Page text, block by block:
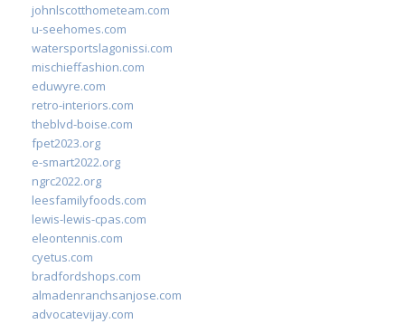
johnlscotthometeam.com
u-seehomes.com
watersportslagonissi.com
mischieffashion.com
eduwyre.com
retro-interiors.com
theblvd-boise.com
fpet2023.org
e-smart2022.org
ngrc2022.org
leesfamilyfoods.com
lewis-lewis-cpas.com
eleontennis.com
cyetus.com
bradfordshops.com
almadenranchsanjose.com
advocatevijay.com